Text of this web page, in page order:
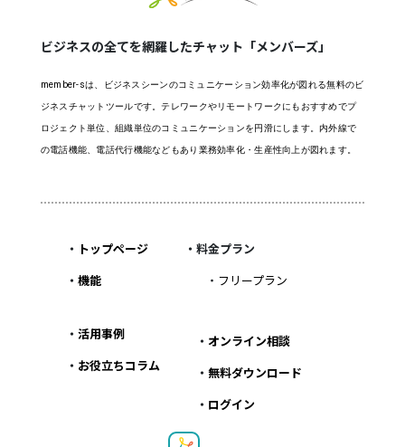
ビジネスの全てを網羅したチャット「メンバーズ」
member-sは、ビジネスシーンのコミュニケーション効率化が図れる無料のビ
ジネスチャットツールです。テレワークやリモートワークにもおすすめでプ
ロジェクト単位、組織単位のコミュニケーションを円滑にします。内外線で
の電話機能、電話代行機能などもあり業務効率化・生産性向上が図れます。
・ トップページ
・ 機能
・料金プラン
・ フリープラン
・ 活用事例
・ お役立ちコラム
・ オンライン相談
・ 無料ダウンロード
・ ログイン